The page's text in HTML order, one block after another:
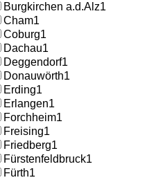
Burgkirchen a.d.Alz1
Cham1
Coburg1
Dachau1
Deggendorf1
Donauwörth1
Erding1
Erlangen1
Forchheim1
Freising1
Friedberg1
Fürstenfeldbruck1
Fürth1